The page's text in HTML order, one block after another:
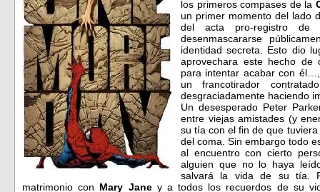
los primeros compases de la
un primer momento del lado
del acta pro-registro
desenmascararse
identidad secreta. Esto dio
aprovechara este hecho de
para intentar acabar con
un francotirador
desgraciadamente haciendo
Un desesperado Peter
entre viejas amistades (y
su tía con el fin de que
del coma. Sin embargo todo
al encuentro con cierto
alguien que no lo haya
salvará la vida de su tía.
matrimonio con Mary Janey a todos los recuerdos de su